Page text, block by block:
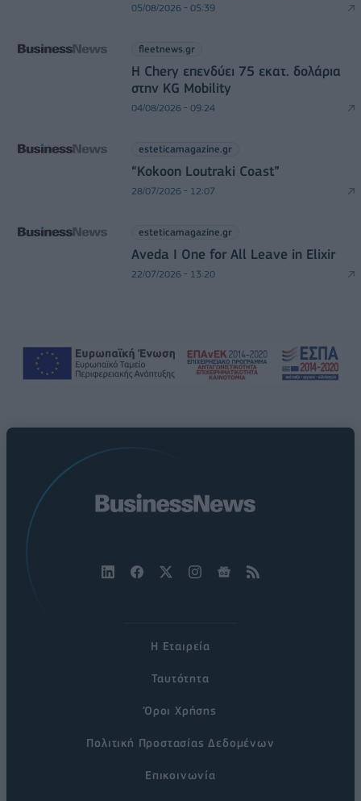
05/08/2026 - 05:39
fleetnews.gr
Η Chery επενδύει 75 εκατ. δολάρια
στην KG Mobility
04/08/2026 - 09:24
esteticamagazine.gr
“Kokoon Loutraki Coast”
28/07/2026 - 12:07
esteticamagazine.gr
Aveda I One for All Leave in Elixir
22/07/2026 - 13:20
Η Εταιρεία
Ταυτότητα
Όροι Χρήσης
Πολιτική Προστασίας Δεδομένων
Επικοινωνία